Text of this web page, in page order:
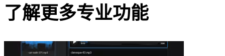
了解更多专业功能